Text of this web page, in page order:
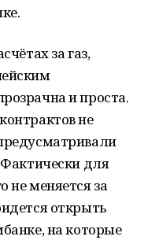
за газ,
и проста.
не
для
не меняется за
открыть
на которые